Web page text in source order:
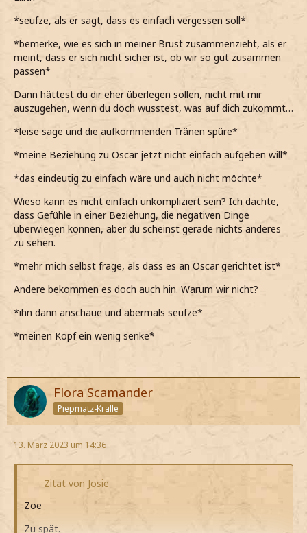
schliesslich noch nie wirklich verliebt war oder so, oder
einen wirklich Freund oder Freundin hatte*
Ich bin mir nur nicht so sicher ob wir dann so super
zusammen passen.
*seufzend meine*
*sie aber eindeutig nicht aufgeben werde*
Da hast du eindeutig Recht. Ich hatte ihm geschrieben,
aber es dauert wahrscheinlich noch etwas bis er ihn erhält.
*seufze, als er sagt, dass es einfach vergessen soll*
*bemerke, wie es sich in meiner Brust zusammenzieht, als er
meint, dass er sich nicht sicher ist, ob wir so gut zusammen
passen*
Dann hättest du dir eher überlegen sollen, nicht mit mir
auszugehen, wenn du doch wusstest, was auf dich zukommt…
*leise sage und die aufkommenden Tränen spüre*
*meine Beziehung zu Oscar jetzt nicht einfach aufgeben will*
*das eindeutig zu einfach wäre und auch nicht möchte*
Wieso kann es nicht einfach unkompliziert sein? Ich dachte,
dass Gefühle in einer Beziehung, die negativen Dinge
überwiegen können, aber du scheinst gerade nichts anderes
zu sehen.
*mehr mich selbst frage, als dass es an Oscar gerichtet ist*
Andere bekommen es doch auch hin. Warum wir nicht?
*ihn dann anschaue und abermals seufze*
*meinen Kopf ein wenig senke*
Flora Scamander
Piepmatz-Kralle
13. März 2023 um 14:36
Zitat von Josie
Zoe
Zu spät.